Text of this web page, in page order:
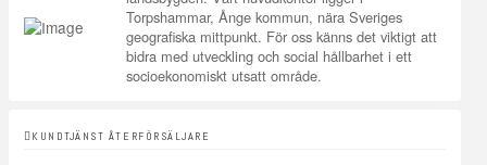
Torpshammar, Ånge kommun, nära Sveriges
geografiska mittpunkt. För oss känns det viktigt att
bidra med utveckling och social hållbarhet i ett
socioekonomiskt utsatt område.
KUNDTJÄNST ÅTERFÖRSÄLJARE